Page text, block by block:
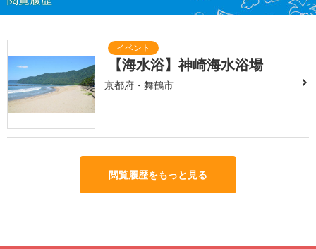
【海水浴】神崎海水浴場
京都府・舞鶴市
閲覧履歴をもっと見る